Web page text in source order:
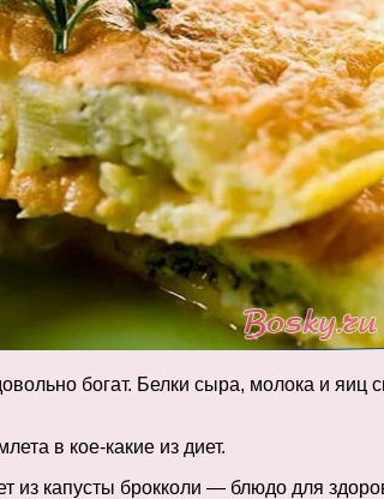
богат. Белки сыра, молока и
в кое-какие из диет.